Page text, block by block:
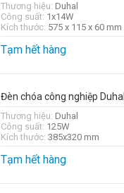
Thương hiệu: Duhal
Công suất: 1x14W
Kích thước: 575 x 115 x 60 mm
Tạm hết hàng
Đèn chóa công nghiệp
Thương hiệu: Duhal
Công suất: 125W
Kích thước: 385x320 mm
Tạm hết hàng